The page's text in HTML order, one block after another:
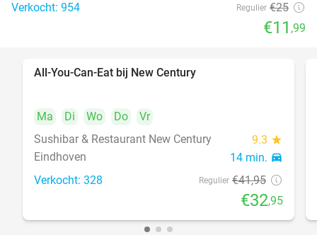
Verkocht: 954 Regulier €25
€11 ,99
All-You-Can-Eat bij New Century
Ma Di Wo Do
Vr
Sushibar & Restaurant New Century
9.3 star
Eindhoven 14 min. directions_car
Verkocht: 328 Regulier €41,95
€32,95